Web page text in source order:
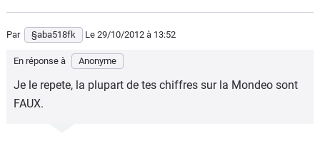
Par §aba518fk Le 29/10/2012 à 13:52
En réponse à Anonyme
Je le repete, la plupart de tes chiffres sur la Mondeo sont
FAUX.